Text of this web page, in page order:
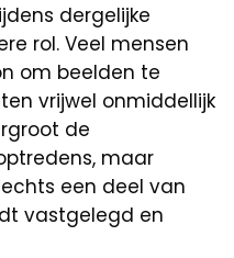
dergelijke
rol. Veel mensen
om beelden te
vrijwel onmiddellijk
de
maar
een deel van
vastgelegd en